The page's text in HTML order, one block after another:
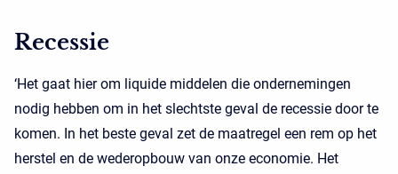
Recessie
‘Het gaat hier om liquide middelen die ondernemingen
nodig hebben om in het slechtste geval de recessie door te
komen. In het beste geval zet de maatregel een rem op het
herstel en de wederopbouw van onze economie. Het